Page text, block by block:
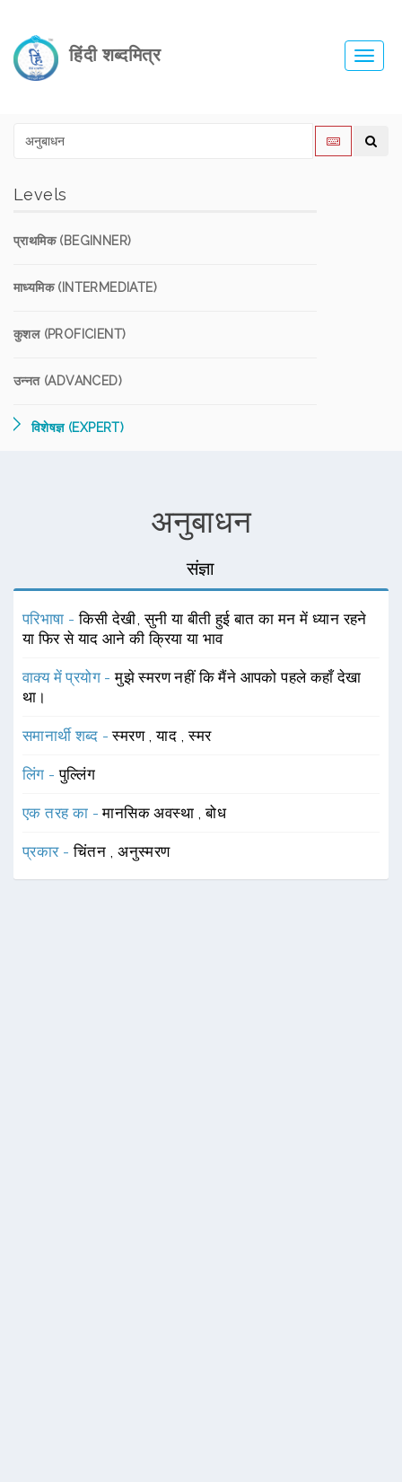
हिंदी शब्दमित्र
Levels
प्राथमिक (BEGINNER)
माध्यमिक (INTERMEDIATE)
कुशल (PROFICIENT)
उन्नत (ADVANCED)
विशेषज्ञ (EXPERT)
अनुबाधन
संज्ञा
परिभाषा -किसी देखी, सुनी या बीती हुई बात का मन में ध्यान रहने
या फिर से याद आने की क्रिया या भाव
वाक्य में प्रयोग -मुझे स्मरण नहीं कि मैंने आपको पहले कहाँ देखा
था।
समानार्थी शब्द -स्मरण ,याद ,स्मर
लिंग -पुल्लिंग
एक तरह का -मानसिक अवस्था ,बोध
प्रकार -चिंतन ,अनुस्मरण